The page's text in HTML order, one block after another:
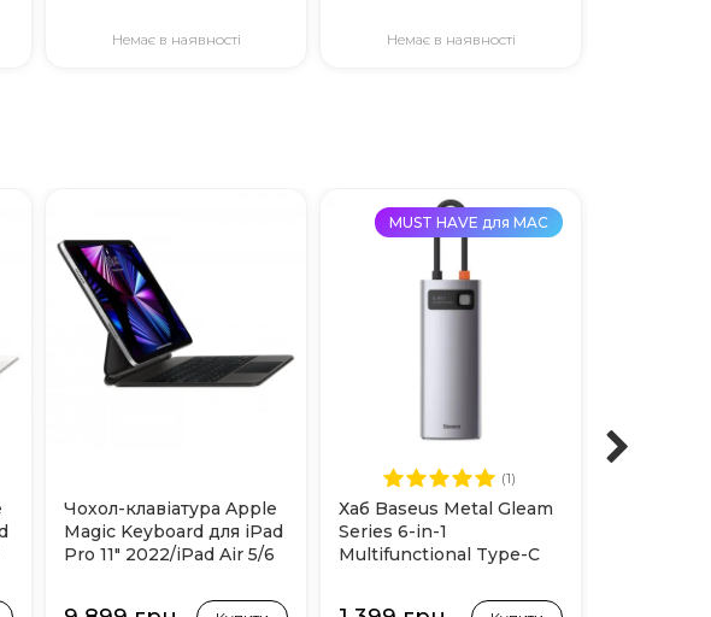
Немає в наявності Немає в наявності
Чохол-клавіатура Apple
Magic Keyboard для iPad
Pro 11" 2022/iPad Air 5/6
MUST HAVE для MAC
(1)
Хаб Baseus Metal Gleam
Series 6-in-1
Multifunctional Type-C